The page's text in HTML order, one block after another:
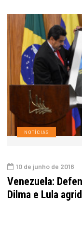
NOTÍCIAS
10 de junho de 2016
Venezuela:
Dilma e Lula